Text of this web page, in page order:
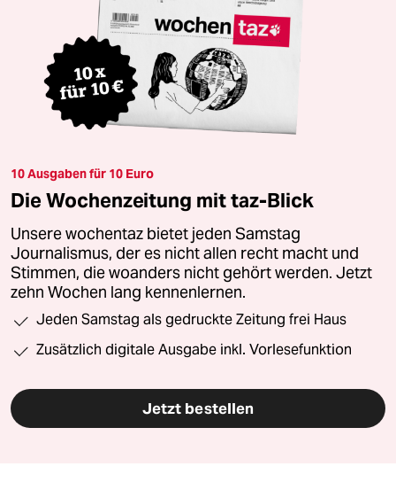
10 Ausgaben für 10 Euro
Die Wochenzeitung mit taz-Blick
Unsere wochentaz bietet jeden Samstag
Journalismus, der es nicht allen recht macht und
Stimmen, die woanders nicht gehört werden. Jetzt
zehn Wochen lang kennenlernen.
Jeden Samstag als gedruckte Zeitung frei Haus
Zusätzlich digitale Ausgabe inkl. Vorlesefunktion
Jetzt bestellen